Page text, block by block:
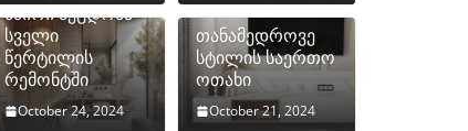
ხშირი შეცდომა
სველი
წერტილის
რემონტში
October 24, 2024
თანამედროვე
სტილის საერთო
ოთახი
October 21, 2024